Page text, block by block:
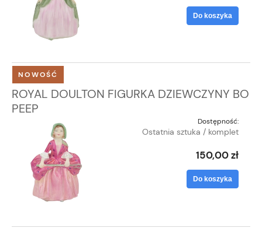
Do koszyka
ROYAL DOULTON FIGURKA DZIEWCZYNY BO
PEEP
Dostępność:
Ostatnia sztuka / komplet
150,00 zł
Do koszyka
NOWOŚĆ